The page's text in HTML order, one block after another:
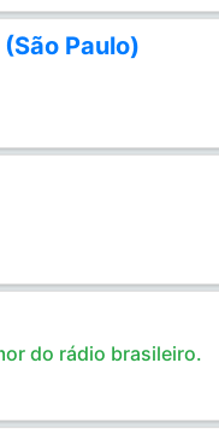
Paulo)
do rádio brasileiro.